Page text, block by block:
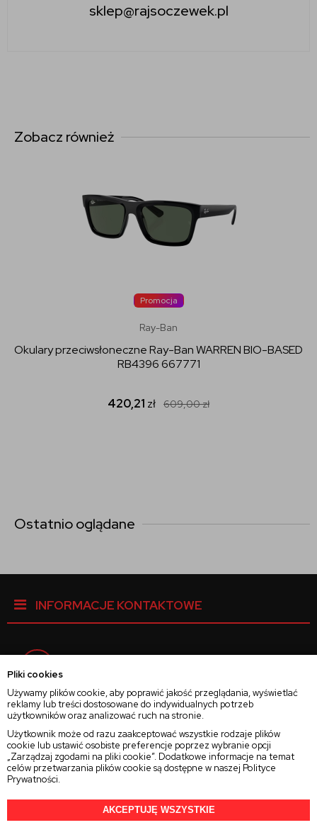
Pliki cookies
Używamy plików cookie, aby poprawić jakość przeglądania, wyświetlać
reklamy lub treści dostosowane do indywidualnych potrzeb
użytkowników oraz analizować ruch na stronie.
Użytkownik może od razu zaakceptować wszystkie rodzaje plików
cookie lub ustawić osobiste preferencje poprzez wybranie opcji
„Zarządzaj zgodami na pliki cookie”. Dodatkowe informacje na temat
celów przetwarzania plików cookie są dostępne w naszej Polityce
Prywatności.
AKCEPTUJĘ WSZYSTKIE
sklep@rajsoczewek.pl
Zobacz również
Promocja
Ray-Ban
Okulary przeciwsłoneczne Ray-Ban WARREN BIO-BASED
RB4396 667771
420,21 zł 609,00zł
Ostatnio oglądane
INFORMACJE KONTAKTOWE
Instagram
Twitter